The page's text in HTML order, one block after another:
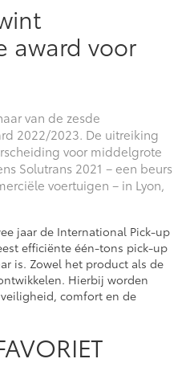
award voor
van de zesde
2022/2023. De uitreiking
voor middelgrote
Solutrans 2021 – een beurs
voertuigen – in Lyon,
jaar de International Pick-up
efficiënte één-tons pick-up
is. Zowel het product als de
Hierbij worden
comfort en de